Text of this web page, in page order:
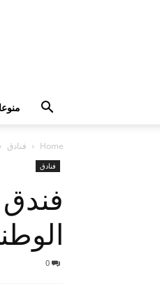
Home فنادق
فنادق
فندق